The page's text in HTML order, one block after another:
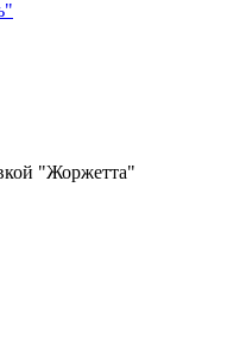
"Жоржетта"